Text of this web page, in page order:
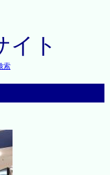
イト
索